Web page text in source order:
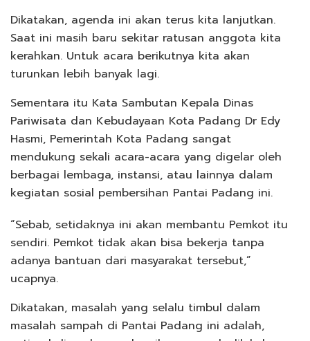
Dikatakan, agenda ini akan terus kita lanjutkan.
Saat ini masih baru sekitar ratusan anggota kita
kerahkan. Untuk acara berikutnya kita akan
turunkan lebih banyak lagi.
Sementara itu Kata Sambutan Kepala Dinas
Pariwisata dan Kebudayaan Kota Padang Dr Edy
Hasmi, Pemerintah Kota Padang sangat
mendukung sekali acara-acara yang digelar oleh
berbagai lembaga, instansi, atau lainnya dalam
kegiatan sosial pembersihan Pantai Padang ini.
“Sebab, setidaknya ini akan membantu Pemkot itu
sendiri. Pemkot tidak akan bisa bekerja tanpa
adanya bantuan dari masyarakat tersebut,”
ucapnya.
Dikatakan, masalah yang selalu timbul dalam
masalah sampah di Pantai Padang ini adalah,